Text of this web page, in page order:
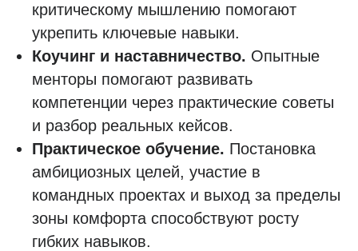
критическому мышлению помогают
укрепить ключевые навыки.
Коучинг и наставничество. Опытные
менторы помогают развивать
компетенции через практические советы
и разбор реальных кейсов.
Практическое обучение. Постановка
амбициозных целей, участие в
командных проектах и выход за пределы
зоны комфорта способствуют росту
гибких навыков.